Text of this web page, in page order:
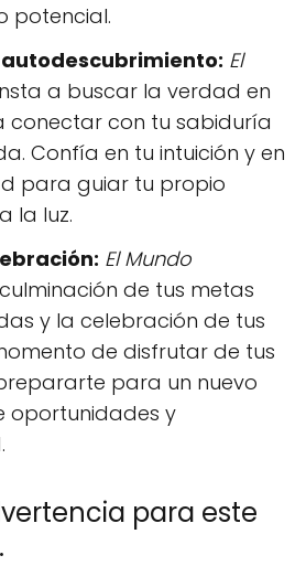
potencial.
El
a buscar la verdad en
conectar con tu sabiduría
Confía en tu intuición y en
para guiar tu propio
la luz.
El Mundo
de tus metas
y la celebración de tus
de disfrutar de tus
para un nuevo
oportunidades y
para este